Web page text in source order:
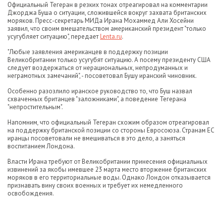
Официальный Тегеран в резких тонах отреагировал на комментарии
Джорджа Буша о ситуации, сложившейся вокруг захвата британских
моряков. Пресс-секретарь МИДа Ирана Мохаммед Али Хосейни
заявил, что своим вмешательством американский президент "только
усугубляет ситуацию", передаетLenta.ru.
"Любые заявления американцев в поддержку позиции
Великобритании только усугубят ситуацию. А посему президенту США
следует воздержаться от нерациональных, непродуманных и
неграмотных замечаний", - посоветовал Бушу иранский чиновник.
Особенно разозлило иранское руководство то, что Буш назвал
схваченных британцев "заложниками", а поведение Тегерана
"непростительным".
Напомним, что официальный Тегеран схожим образом отреагировал
на поддержку британской позиции со стороны Евросоюза. Странам ЕС
иранцы посоветовали не вмешиваться в это дело, а заняться
воспитанием Лондона.
Власти Ирана требуют от Великобритании принесения официальных
извинений за якобы имевшее 23 марта место вторжение британских
моряков в его территориальные воды. Однако Лондон отказывается
признавать вину своих военных и требует их немедленного
освобождения.